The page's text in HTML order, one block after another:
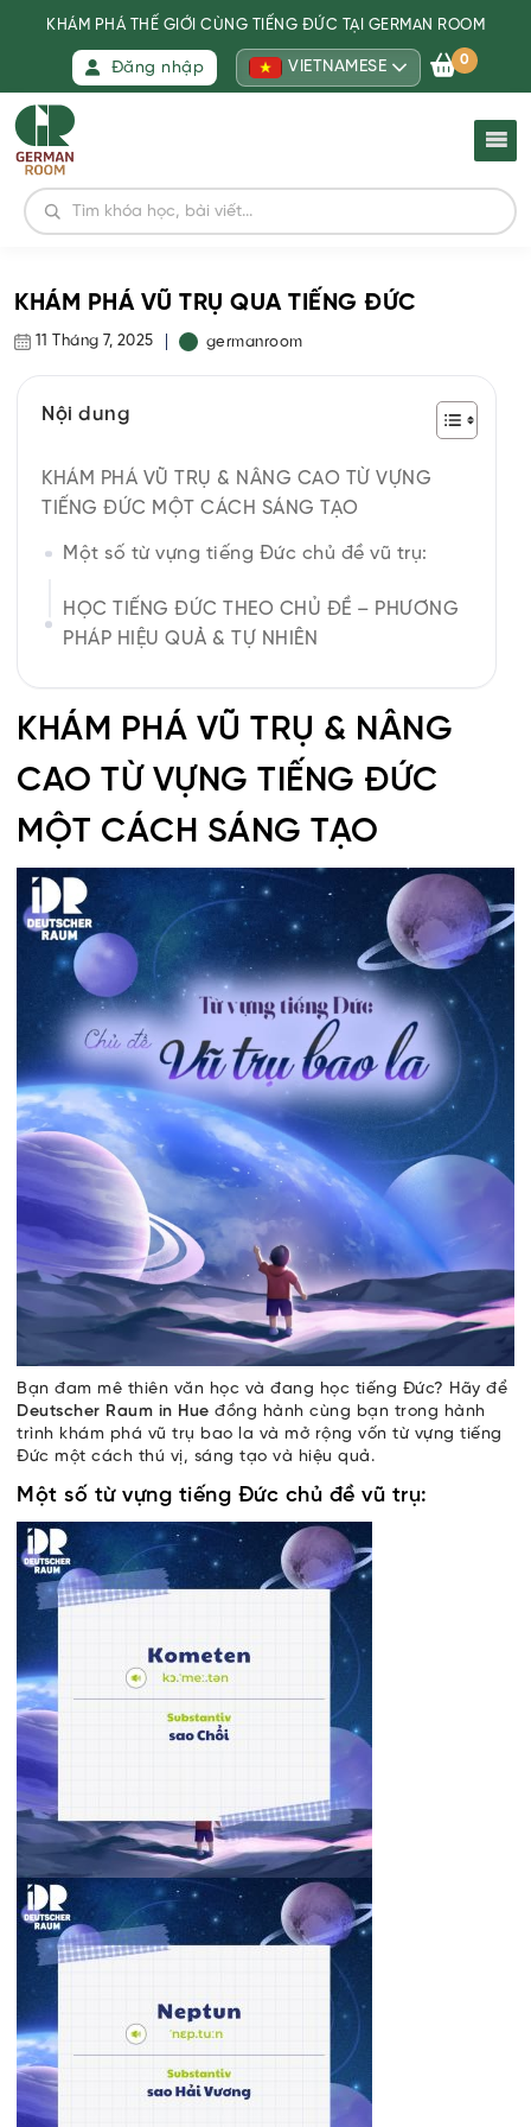
KHÁM PHÁ THẾ GIỚI CÙNG TIẾNG ĐỨC TẠI GERMAN ROOM
Đăng nhập VIETNAMESE 0
KHÁM PHÁ VŨ TRỤ QUA TIẾNG ĐỨC
11 Tháng 7, 2025 germanroom
Nội dung
KHÁM PHÁ VŨ TRỤ & NÂNG CAO TỪ VỰNG
TIẾNG ĐỨC MỘT CÁCH SÁNG TẠO
Một số từ vựng tiếng Đức chủ đề vũ trụ:
HỌC TIẾNG ĐỨC THEO CHỦ ĐỀ – PHƯƠNG
PHÁP HIỆU QUẢ & TỰ NHIÊN
KHÁM PHÁ VŨ TRỤ & NÂNG
CAO TỪ VỰNG TIẾNG ĐỨC
MỘT CÁCH SÁNG TẠO
Bạn đam mê thiên văn học và đang học tiếng Đức? Hãy để
Deutscher Raum in Hue đồng hành cùng bạn trong hành
trình khám phá vũ trụ bao la và mở rộng vốn từ vựng tiếng
Đức một cách thú vị, sáng tạo và hiệu quả.
Một số từ vựng tiếng Đức chủ đề vũ trụ: